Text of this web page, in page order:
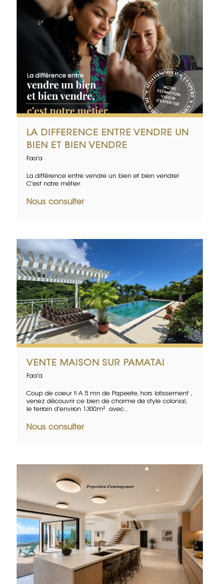
LA DIFFERENCE ENTRE VENDRE UN
BIEN ET BIEN VENDRE
Faa'a
La différence entre vendre un bien et bien vendre!
C'est notre métier.
Nous consulter
VENTE MAISON SUR PAMATAI
Faa'a
Coup de coeur !! A 5 mn de Papeete, hors lotissement ,
venez découvrir ce bien de charme de style colonial,
le terrain d'environ 1300m² avec...
Nous consulter